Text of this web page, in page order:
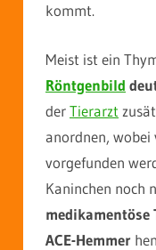
kommt.
Meist ist ein
Röntgenbild
derTierarzt
anordnen,
vorgefunden
Kaninchen noch
medikamentöse
ACE-Hemmer